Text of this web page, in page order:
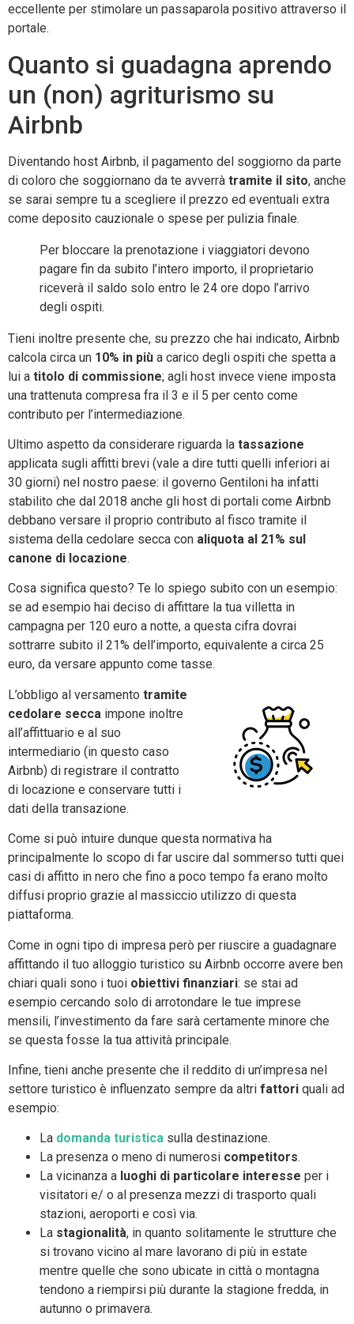
eccellente per stimolare un passaparola positivo attraverso il
portale.
Quanto si guadagna aprendo
un (non) agriturismo su
Airbnb
Diventando host Airbnb, il pagamento del soggiorno da parte
di coloro che soggiornano da te avverrà tramite il sito, anche
se sarai sempre tu a scegliere il prezzo ed eventuali extra
come deposito cauzionale o spese per pulizia finale.
Per bloccare la prenotazione i viaggiatori devono
pagare fin da subito l’intero importo, il proprietario
riceverà il saldo solo entro le 24 ore dopo l’arrivo
degli ospiti.
Tieni inoltre presente che, su prezzo che hai indicato, Airbnb
calcola circa un 10% in più a carico degli ospiti che spetta a
lui a titolo di commissione; agli host invece viene imposta
una trattenuta compresa fra il 3 e il 5 per cento come
contributo per l’intermediazione.
Ultimo aspetto da considerare riguarda la tassazione
applicata sugli affitti brevi (vale a dire tutti quelli inferiori ai
30 giorni) nel nostro paese: il governo Gentiloni ha infatti
stabilito che dal 2018 anche gli host di portali come Airbnb
debbano versare il proprio contributo al fisco tramite il
sistema della cedolare secca con aliquota al 21% sul
canone di locazione.
Cosa significa questo? Te lo spiego subito con un esempio:
se ad esempio hai deciso di affittare la tua villetta in
campagna per 120 euro a notte, a questa cifra dovrai
sottrarre subito il 21% dell’importo, equivalente a circa 25
euro, da versare appunto come tasse.
L’obbligo al versamento tramite
cedolare secca impone inoltre
all’affittuario e al suo
intermediario (in questo caso
Airbnb) di registrare il contratto
di locazione e conservare tutti i
dati della transazione.
Come si può intuire dunque questa normativa ha
principalmente lo scopo di far uscire dal sommerso tutti quei
casi di affitto in nero che fino a poco tempo fa erano molto
diffusi proprio grazie al massiccio utilizzo di questa
piattaforma.
Come in ogni tipo di impresa però per riuscire a guadagnare
affittando il tuo alloggio turistico su Airbnb occorre avere ben
chiari quali sono i tuoi obiettivi finanziari: se stai ad
esempio cercando solo di arrotondare le tue imprese
mensili, l’investimento da fare sarà certamente minore che
se questa fosse la tua attività principale.
Infine, tieni anche presente che il reddito di un’impresa nel
settore turistico è influenzato sempre da altri fattori quali ad
esempio:
La domanda turistica sulla destinazione.
La presenza o meno di numerosi competitors.
La vicinanza a luoghi di particolare interesse per i
visitatori e/ o al presenza mezzi di trasporto quali
stazioni, aeroporti e così via.
La stagionalità, in quanto solitamente le strutture che
si trovano vicino al mare lavorano di più in estate
mentre quelle che sono ubicate in città o montagna
tendono a riempirsi più durante la stagione fredda, in
autunno o primavera.